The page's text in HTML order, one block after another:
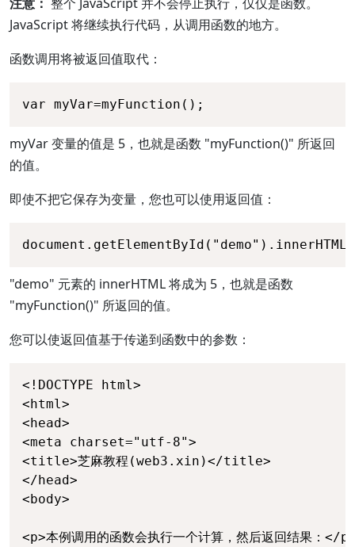
JavaScript 将继续执行代码，从调用函数的地方。
函数调用将被返回值取代：
var myVar=myFunction();
myVar 变量的值是 5，也就是函数 "myFunction()" 所返回
的值。
即使不把它保存为变量，您也可以使用返回值：
"demo" 元素的 innerHTML 将成为 5，也就是函数
"myFunction()" 所返回的值。
您可以使返回值基于传递到函数中的参数：
<!DOCTYPE html>
<html>
<head>
<meta charset="utf-8">
<title>芝麻教程(web3.xin)</title>
</head>
<body>
<p>本例调用的函数会执行一个计算，然后返回结果：</